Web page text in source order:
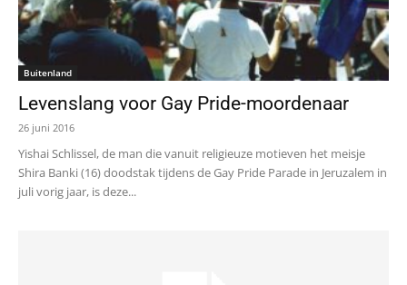
Buitenland
Levenslang voor Gay Pride-moordenaar
26 juni 2016
Yishai Schlissel, de man die vanuit religieuze motieven het meisje
Shira Banki (16) doodstak tijdens de Gay Pride Parade in Jeruzalem in
juli vorig jaar, is deze...